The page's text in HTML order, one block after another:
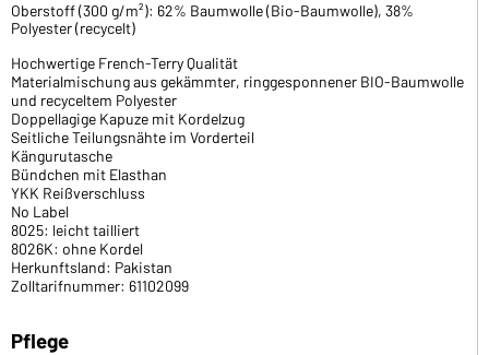
Oberstoff (300 g/m²): 62% Baumwolle (Bio-Baumwolle), 38%
Polyester (recycelt)
Hochwertige French-Terry Qualität
Materialmischung aus gekämmter, ringgesponnener BIO-Baumwolle
und recyceltem Polyester
Doppellagige Kapuze mit Kordelzug
Seitliche Teilungsnähte im Vorderteil
Kängurutasche
Bündchen mit Elasthan
YKK Reißverschluss
No Label
8025: leicht tailliert
8026K: ohne Kordel
Herkunftsland: Pakistan
Zolltarifnummer: 61102099
Pflege